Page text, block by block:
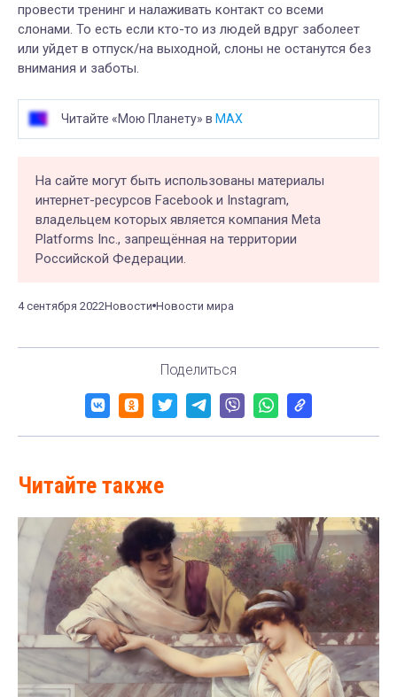
провести тренинг и налаживать контакт со всеми
слонами. То есть если кто-то из людей вдруг заболеет
или уйдет в отпуск/на выходной, слоны не останутся без
внимания и заботы.
Читайте «Мою Планету» в MAX
На сайте могут быть использованы материалы
интернет-ресурсов Facebook и Instagram,
владельцем которых является компания Meta
Platforms Inc., запрещённая на территории
Российской Федерации.
4 сентября 2022Новости Новости мира
Поделиться
Читайте также